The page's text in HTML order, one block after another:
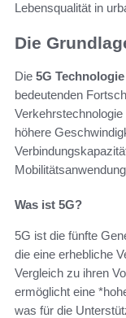
Lebensqualität in
Die
Die 5G
bedeutenden
höhere
Was ist 5G?
5G ist die fünfte
die eine erhebliche
Vergleich zu ihren
ermöglicht eine
was für die